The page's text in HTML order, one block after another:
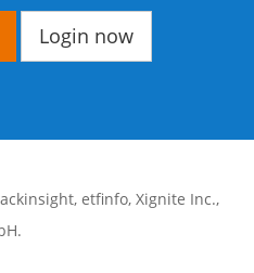
Login now
, etfinfo, Xignite Inc.,